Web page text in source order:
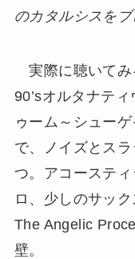
のカタルシスを
実際に聴いてみ
90’sオルタナテ
ゥーム～シュー
で、ノイズとス
つ。アコーステ
ロ、少しのサッ
The Angelic
壁。